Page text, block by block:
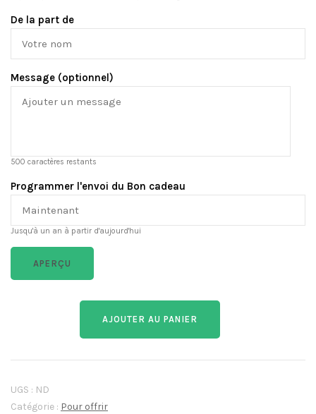
De la part de
Message (optionnel)
500 caractères restants
Programmer l'envoi du Bon cadeau
Jusqu'à un an à partir d'aujourd'hui
APERÇU
AJOUTER AU PANIER
UGS : ND
Catégorie : Pour offrir